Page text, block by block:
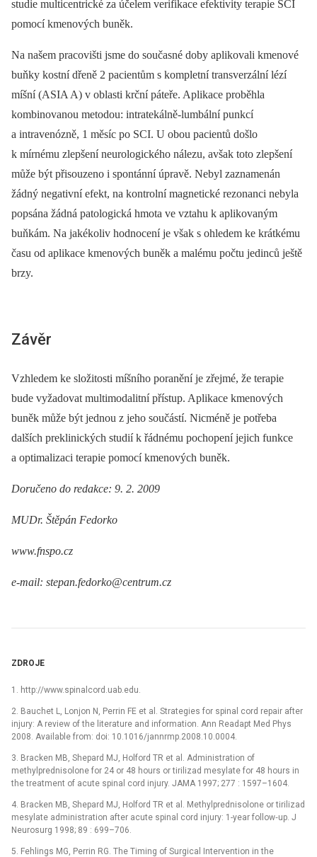
studie multicentrické za účelem verifikace efektivity terapie SCI
pomocí kmenových buněk.
Na našem pracovišti jsme do současné doby aplikovali kmenové
buňky kostní dřeně 2 pacientům s kompletní transverzální lézí
míšní (ASIA A) v oblasti krční páteře. Aplikace proběhla
kombinovanou metodou: intratekálně‑lumbální punkcí
a intravenózně, 1 měsíc po SCI. U obou pacientů došlo
k mírnému zlepšení neurologického nálezu, avšak toto zlepšení
může být přisouzeno i spontánní úpravě. Nebyl zaznamenán
žádný negativní efekt, na kontrolní magnetické rezonanci nebyla
popsána žádná patologická hmota ve vztahu k aplikovaným
buňkám. Na jakékoliv hodnocení je však s ohledem ke krátkému
času od aplikace kmenových buněk a malému počtu jedinců ještě
brzy.
Závěr
Vzhledem ke složitosti míšního poranění je zřejmé, že terapie
bude vyžadovat multimodalitní přístup. Aplikace kmenových
buněk může být jednou z jeho součástí. Nicméně je potřeba
dalších preklinických studií k řádnému pochopení jejich funkce
a optimalizaci terapie pomocí kmenových buněk.
Doručeno do redakce: 9. 2. 2009
MUDr. Štěpán Fedorko
www.fnspo.cz
e‑mail: stepan.fedorko@centrum.cz
ZDROJE
1. http://www.spinalcord.uab.edu.
2. Bauchet L, Lonjon N, Perrin FE et al. Strategies for spinal cord repair after
injury: A review of the literature and information. Ann Readapt Med Phys
2008. Available from: doi: 10.1016/jannrmp.2008.10.0004.
3. Bracken MB, Shepard MJ, Holford TR et al. Administration of
methylprednisolone for 24 or 48 hours or tirilizad mesylate for 48 hours in
the treatment of acute spinal cord injury. JAMA 1997; 277 : 1597–1604.
4. Bracken MB, Shepard MJ, Holford TR et al. Methylprednisolone or tirilizad
mesylate administration after acute spinal cord injury: 1-year follow‑up. J
Neurosurg 1998; 89 : 699–706.
5. Fehlings MG, Perrin RG. The Timing of Surgical Intervention in the